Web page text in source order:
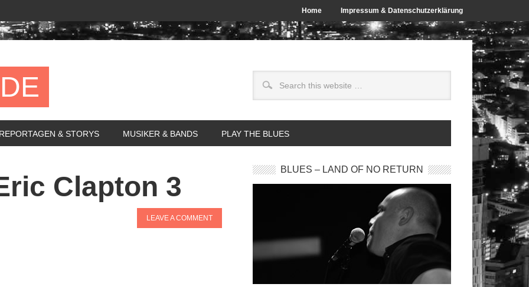
Home Impressum & Datenschutzerklärung
& STORYS MUSIKER & BANDS PLAY THE BLUES
Clapton 3
LEAVE A COMMENT
BLUES – LAND OF NO RETURN